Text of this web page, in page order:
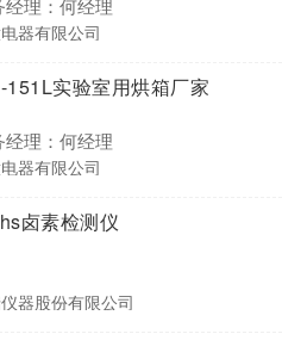
理：何经理
器有限公司
151L实验室用烘箱厂家
理：何经理
器有限公司
卤素检测仪
器股份有限公司